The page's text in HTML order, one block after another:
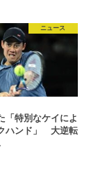
ニュース
「特別なケイによ
ハンド」 大逆転